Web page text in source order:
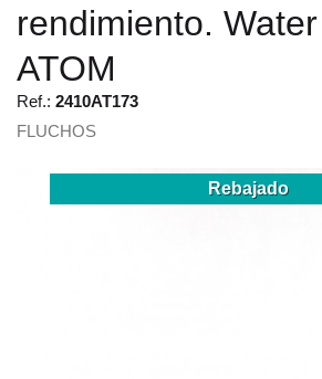
rendimiento.
ATOM
Ref.: 2410AT173
FLUCHOS
Rebajado